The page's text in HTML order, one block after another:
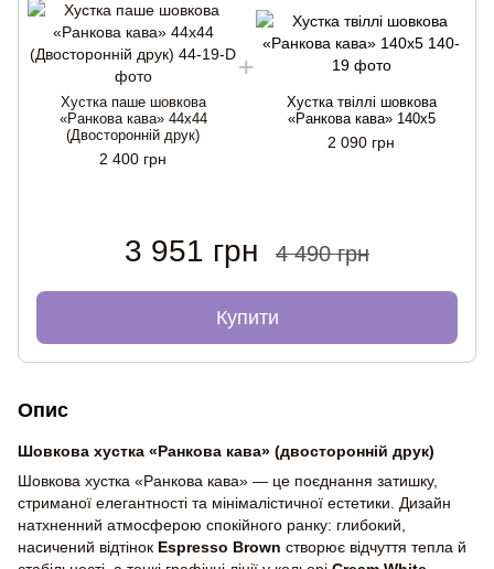
Хустка паше шовкова
«Ранкова кава» 44х44
(Двосторонній друк)
2 400 грн
Хустка твіллі шовкова
«Ранкова кава» 140x5
2 090 грн
3 951 грн 4 490 грн
Купити
Опис
Шовкова хустка «Ранкова кава» (двосторонній друк)
Шовкова хустка «Ранкова кава» — це поєднання затишку,
стриманої елегантності та мінімалістичної естетики. Дизайн
натхненний атмосферою спокійного ранку: глибокий,
насичений відтінок Espresso Brown створює відчуття тепла й